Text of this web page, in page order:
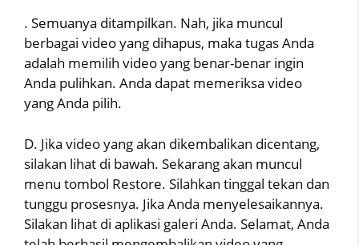
. Semuanya ditampilkan. Nah, jika muncul
berbagai video yang dihapus, maka tugas Anda
adalah memilih video yang benar-benar ingin
Anda pulihkan. Anda dapat memeriksa video
yang Anda pilih.
D. Jika video yang akan dikembalikan dicentang,
silakan lihat di bawah. Sekarang akan muncul
menu tombol Restore. Silahkan tinggal tekan dan
tunggu prosesnya. Jika Anda menyelesaikannya.
Silakan lihat di aplikasi galeri Anda. Selamat, Anda